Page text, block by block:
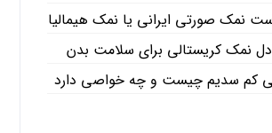
نمک صورتی ایرانی یا نمک هیمالیا
نمک کریستالی برای سلامت بدن
کم سدیم چیست و چه خواصی دارد